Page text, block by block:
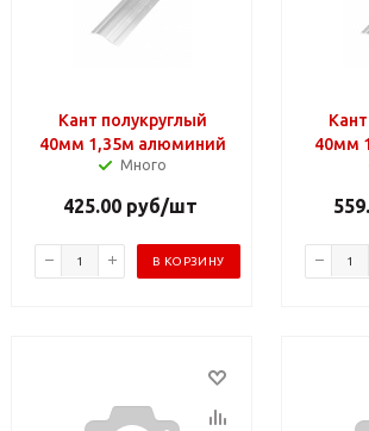
Кант полукруглый
40мм 1,35м алюминий
Много
425.00руб/шт
В КОРЗИНУ
40мм